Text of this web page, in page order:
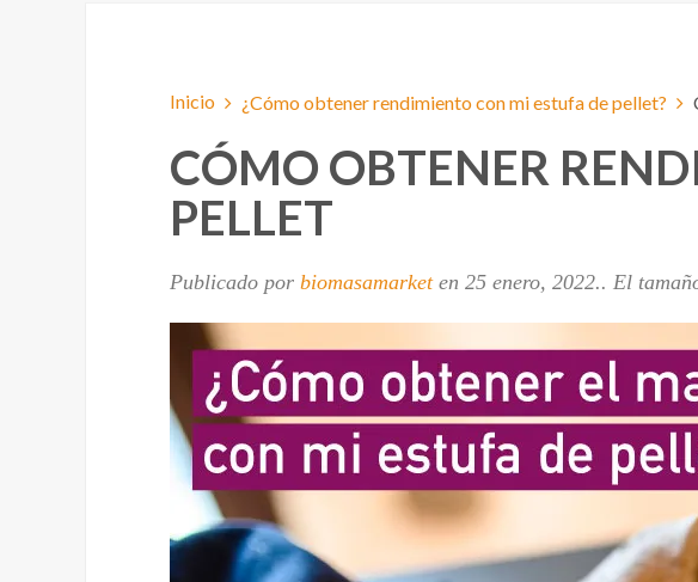
Inicio ¿Cómo obtener rendimiento con mi estufa de pellet?
CÓMO OBTENER
PELLET
Publicado por biomasamarketen 25 enero, 2022.. El